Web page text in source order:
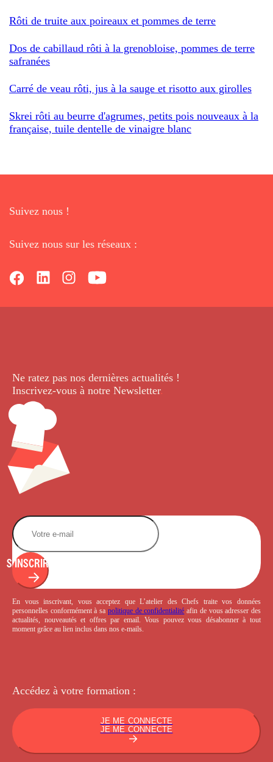
Rôti de truite aux poireaux et pommes de terre
Dos de cabillaud rôti à la grenobloise, pommes de terre
safranées
Carré de veau rôti, jus à la sauge et risotto aux girolles
Skrei rôti au beurre d'agrumes, petits pois nouveaux à la
française, tuile dentelle de vinaigre blanc
Suivez nous !
Suivez nous sur les réseaux :
Ne ratez pas nos dernières actualités !
Inscrivez-vous à notre Newsletter.
S'INSCRIRE
En vous inscrivant, vous acceptez que L’atelier des Chefs traite vos données
personnelles conformément à sa politique de confidentialité afin de vous adresser des
actualités, nouveautés et offres par email. Vous pouvez vous désabonner à tout
moment grâce au lien inclus dans nos e-mails.
Accédez à votre formation :
JE ME CONNECTE
JE ME CONNECTE